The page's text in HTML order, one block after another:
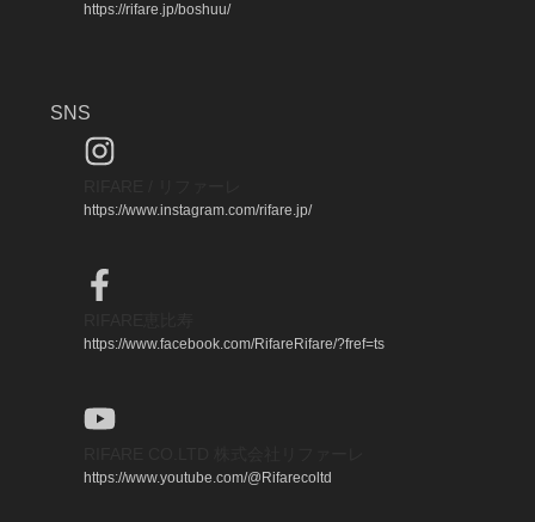
https://rifare.jp/boshuu/
SNS
https://www.instagram.com/rifare.jp/
https://www.facebook.com/RifareRifare/?fref=ts
https://www.youtube.com/@Rifarecoltd